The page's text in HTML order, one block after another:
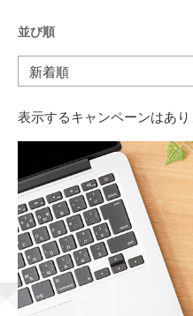
並び順
表示するキャンペーンはあり